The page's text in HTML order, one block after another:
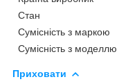
Стан
Сумісність з маркою
Сумісність з моделлю
Приховати